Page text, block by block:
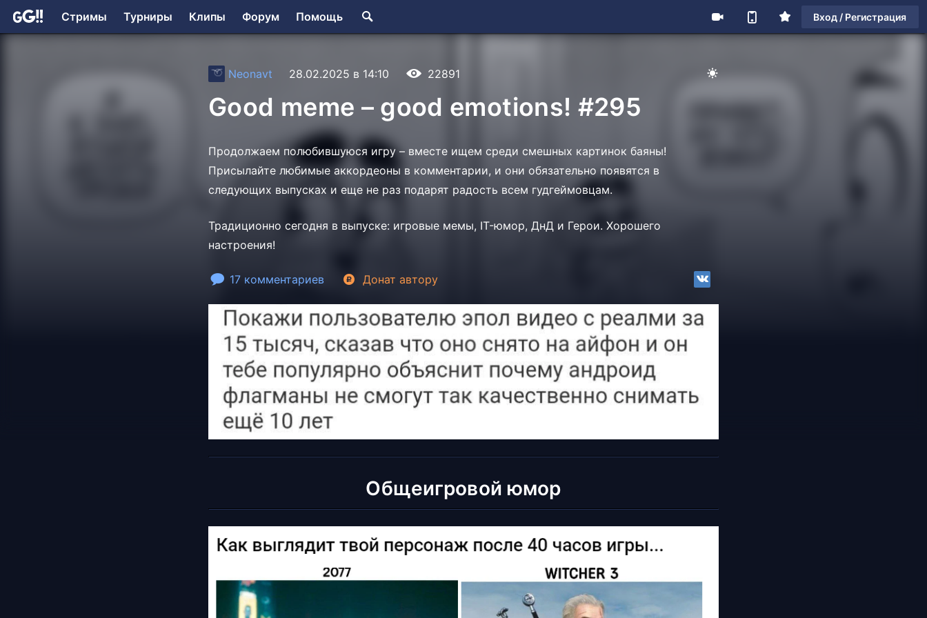
Стримы Турниры Клипы Форум Помощь Вход / Регистрация
Neonavt 28.02.2025 в 14:10 22891
Good meme – good emotions! #295
Продолжаем полюбившуюся игру – вместе ищем среди смешных картинок баяны!
Присылайте любимые аккордеоны в комментарии, и они обязательно появятся в
следующих выпусках и еще не раз подарят радость всем гудгеймовцам.
Традиционно сегодня в выпуске: игровые мемы, IT-юмор, ДнД и Герои. Хорошего
настроения!
17 комментариев Донат автору
Общеигровой юмор